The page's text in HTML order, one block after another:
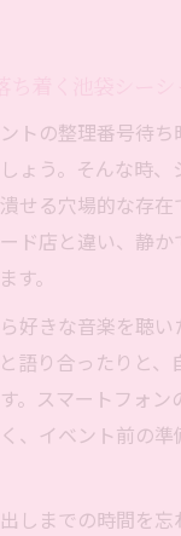
トの整理番号待
ょう。そんな時、
せる穴場的な存在
ド店と違い、静か
す。
好きな音楽を聴い
語り合ったりと、
。スマートフォ
、イベント前の準
しまでの時間を忘